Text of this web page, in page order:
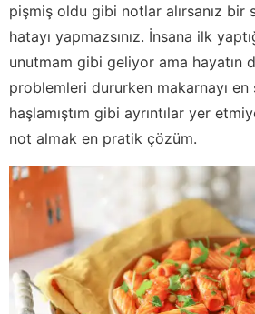
pişmiş oldu gibi notlar alırsanız bir
hatayı yapmazsınız. İnsana ilk
unutmam gibi geliyor ama hayatın
problemleri dururken makarnayı
haşlamıştım gibi ayrıntılar yer
not almak en pratik çözüm.